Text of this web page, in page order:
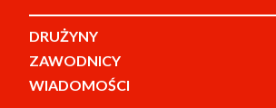
DRUŻYNY
ZAWODNICY
WIADOMOŚCI